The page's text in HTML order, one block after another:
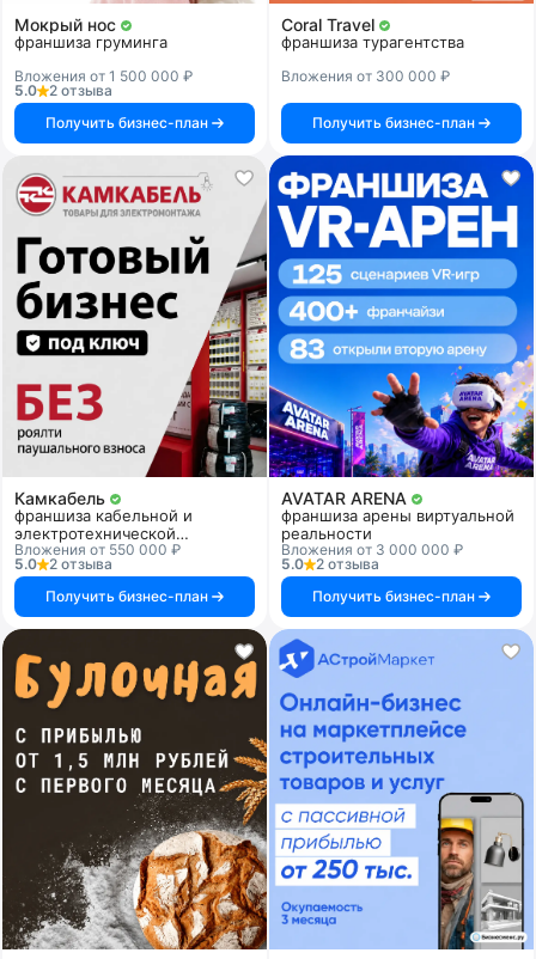
Мокрый нос
франшиза груминга
Вложения от 1 500 000 ₽
5.0
2 отзыва
Получить бизнес-план
Coral Travel
франшиза турагентства
Вложения от 300 000 ₽
Получить бизнес-план
Камкабель
франшиза кабельной и
электротехнической
продукции
Вложения от 550 000 ₽
5.0
2 отзыва
Получить бизнес-план
AVATAR ARENA
франшиза арены виртуальной
реальности
Вложения от 3 000 000 ₽
5.0
2 отзыва
Получить бизнес-план